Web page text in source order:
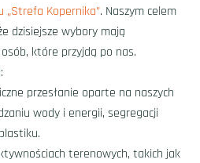
„Strefa Kopernika”. Naszym celem
dzisiejsze wybory mają
które przyjdą po nas.
przesłanie oparte na naszych
wody i energii, segregacji
terenowych, takich jak